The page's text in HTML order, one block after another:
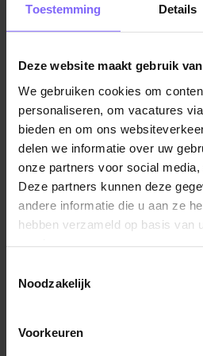
Toestemming Details
Deze website maakt gebruik
We gebruiken cookies om
personaliseren, om vacatures
bieden en om ons
delen we informatie over uw
onze partners voor social media,
Deze partners kunnen deze
andere informatie die u aan ze
hebben verzameld op basis van
Noodzakelijk
Voorkeuren
waarbij je alleen of met je
spoelkeuken of je werkt een
overal inzetbaar. Samen
cliënten kunnen genieten van
een kopje koffie of tijdens de
praatje maken tijdens de
op de kamer van de cliënt,
Wanneer je bezig bent met de
restaurant verzorgen. Aandacht
dienstverlening van onze
onderdeel van jouw werk als
facilitair.